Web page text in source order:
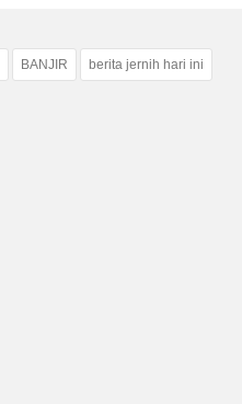
BANJIR berita jernih hari ini